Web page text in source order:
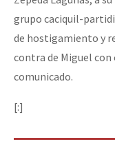
grupo caciquil-
de hostigamiento y
contra de Miguel con
comunicado.
[:]